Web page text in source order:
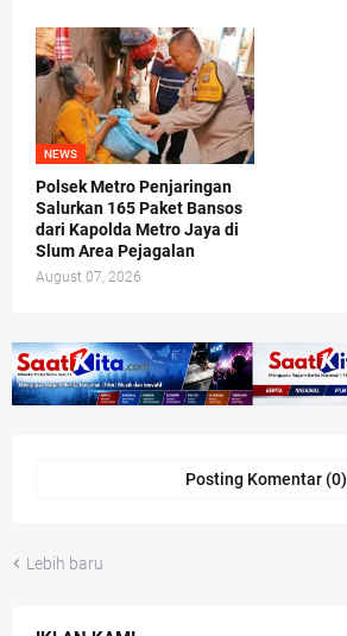
NEWS
Polsek Metro Penjaringan
Salurkan 165 Paket Bansos
dari Kapolda Metro Jaya di
Slum Area Pejagalan
August 07, 2026
Posting Komentar (0)
Lebih baru